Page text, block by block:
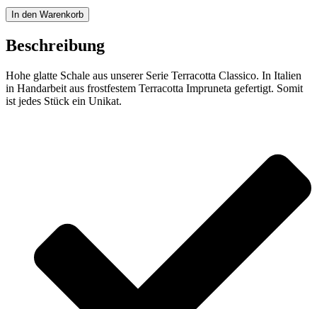
Hohe
glatte
Schale
Menge
In den Warenkorb
Beschreibung
Hohe glatte Schale aus unserer Serie Terracotta Classico. In Italien
in Handarbeit aus frostfestem Terracotta Impruneta gefertigt. Somit
ist jedes Stück ein Unikat.